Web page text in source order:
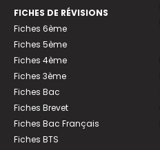
FICHES DE RÉVISIONS
Fiches 6ème
Fiches 5ème
Fiches 4ème
Fiches 3ème
Fiches Bac
Fiches Brevet
Fiches Bac Français
Fiches BTS